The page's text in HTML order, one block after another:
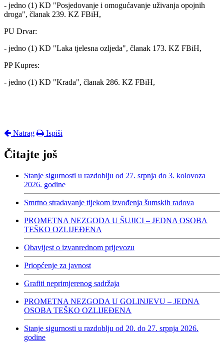
- jedno (1) KD "Posjedovanje i omogućavanje uživanja opojnih
droga", članak 239. KZ FBiH,
PU Drvar:
- jedno (1) KD "Laka tjelesna ozljeda", članak 173. KZ FBiH,
PP Kupres:
- jedno (1) KD "Krađa", članak 286. KZ FBiH,
Natrag Ispiši
Čitajte još
Stanje sigurnosti u razdoblju od 27. srpnja do 3. kolovoza
2026. godine
Smrtno stradavanje tijekom izvođenja šumskih radova
PROMETNA NEZGODA U ŠUJICI – JEDNA OSOBA
TEŠKO OZLIJEĐENA
Obavijest o izvanrednom prijevozu
Priopćenje za javnost
Grafiti neprimjerenog sadržaja
PROMETNA NEZGODA U GOLINJEVU – JEDNA
OSOBA TEŠKO OZLIJEĐENA
Stanje sigurnosti u razdoblju od 20. do 27. srpnja 2026.
godine